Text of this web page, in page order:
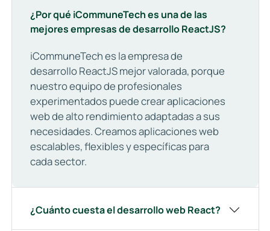
¿Por qué iCommuneTech es una de las
mejores empresas de desarrollo ReactJS?
iCommuneTech es la empresa de
desarrollo ReactJS mejor valorada, porque
nuestro equipo de profesionales
experimentados puede crear aplicaciones
web de alto rendimiento adaptadas a sus
necesidades. Creamos aplicaciones web
escalables, flexibles y específicas para
cada sector.
¿Cuánto cuesta el desarrollo web React?